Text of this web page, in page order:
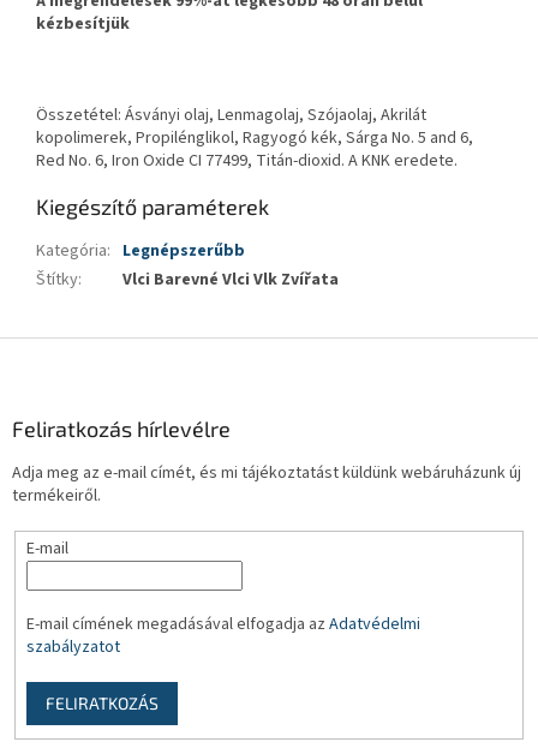
kézbesítjük
Összetétel: Ásványi olaj, Lenmagolaj, Szójaolaj, Akrilát
kopolimerek, Propilénglikol, Ragyogó kék, Sárga No. 5 and 6,
Red No. 6, Iron Oxide CI 77499, Titán-dioxid. A KNK eredete.
Kiegészítő paraméterek
Kategória: Legnépszerűbb
Štítky: Vlci Barevné Vlci Vlk Zvířata
Feliratkozás hírlevélre
Adja meg az e-mail címét, és mi tájékoztatást küldünk webáruházunk új
termékeiről.
E-mail
E-mail címének megadásával elfogadja az Adatvédelmi
szabályzatot
FELIRATKOZÁS